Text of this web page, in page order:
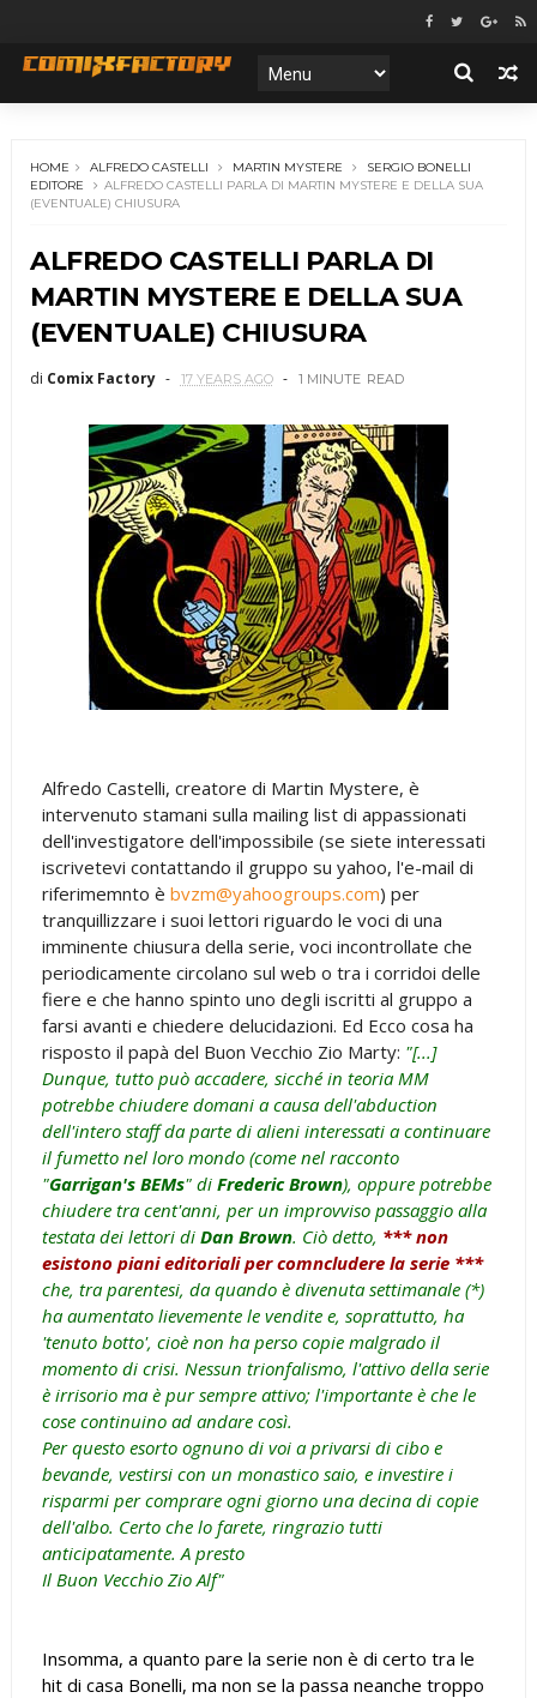
HOME ALFREDO CASTELLI MARTIN MYSTERE
SERGIO BONELLI
EDITORE
ALFREDO CASTELLI PARLA DI MARTIN MYSTERE E DELLA SUA
(EVENTUALE) CHIUSURA
ALFREDO CASTELLI PARLA DI
MARTIN MYSTERE E DELLA SUA
(EVENTUALE) CHIUSURA
di Comix Factory 17 YEARS AGO 1 MINUTE READ
Alfredo Castelli, creatore di Martin Mystere, è
intervenuto stamani sulla mailing list di appassionati
dell'investigatore dell'impossibile (se siete interessati
iscrivetevi contattando il gruppo su yahoo, l'e-mail di
riferimemnto è bvzm@yahoogroups.com) per
tranquillizzare i suoi lettori riguardo le voci di una
imminente chiusura della serie, voci incontrollate che
periodicamente circolano sul web o tra i corridoi delle
fiere e che hanno spinto uno degli iscritti al gruppo a
farsi avanti e chiedere delucidazioni. Ed Ecco cosa ha
risposto il papà del Buon Vecchio Zio Marty: "[...]
Dunque, tutto può accadere, sicché in teoria MM
potrebbe chiudere domani a causa dell'abduction
dell'intero staff da parte di alieni interessati a continuare
il fumetto nel loro mondo (come nel racconto
"Garrigan's BEMs" di Frederic Brown), oppure potrebbe
chiudere tra cent'anni, per un improvviso passaggio alla
testata dei lettori di Dan Brown. Ciò detto, *** non
esistono piani editoriali per comncludere la serie ***
che, tra parentesi, da quando è divenuta settimanale (*)
ha aumentato lievemente le vendite e, soprattutto, ha
'tenuto botto', cioè non ha perso copie malgrado il
momento di crisi. Nessun trionfalismo, l'attivo della serie
è irrisorio ma è pur sempre attivo; l'importante è che le
cose continuino ad andare così.
Per questo esorto ognuno di voi a privarsi di cibo e
bevande, vestirsi con un monastico saio, e investire i
risparmi per comprare ogni giorno una decina di copie
dell'albo. Certo che lo farete, ringrazio tutti
anticipatamente. A presto
Il Buon Vecchio Zio Alf"
Insomma, a quanto pare la serie non è di certo tra le
hit di casa Bonelli, ma non se la passa neanche troppo